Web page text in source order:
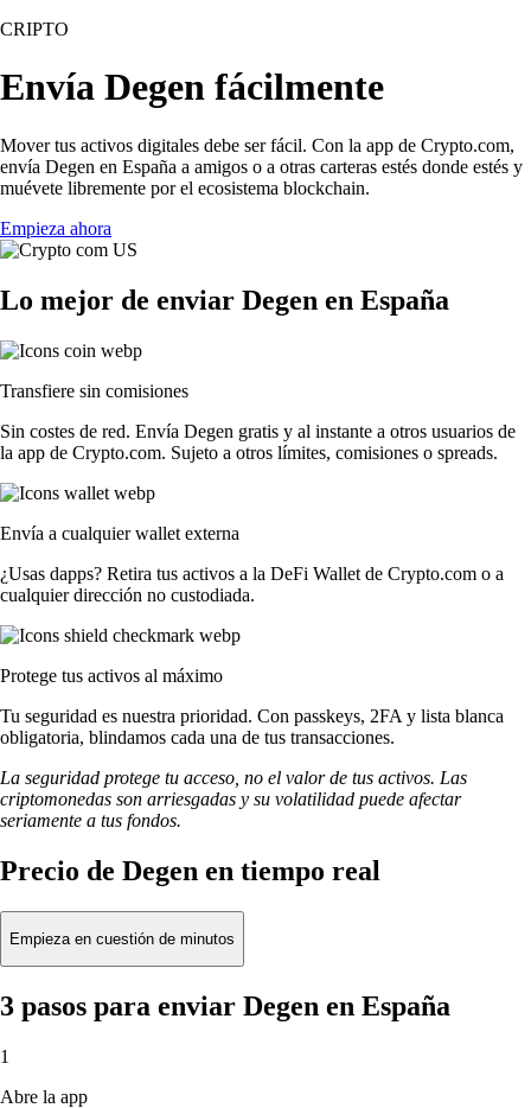
CRIPTO
Envía Degen fácilmente
Mover tus activos digitales debe ser fácil. Con la app de Crypto.com,
envía Degen en España a amigos o a otras carteras estés donde estés y
muévete libremente por el ecosistema blockchain.
Empieza ahora
Lo mejor de enviar Degen en España
Transfiere sin comisiones
Sin costes de red. Envía Degen gratis y al instante a otros usuarios de
la app de Crypto.com. Sujeto a otros límites, comisiones o spreads.
Envía a cualquier wallet externa
¿Usas dapps? Retira tus activos a la DeFi Wallet de Crypto.com o a
cualquier dirección no custodiada.
Protege tus activos al máximo
Tu seguridad es nuestra prioridad. Con passkeys, 2FA y lista blanca
obligatoria, blindamos cada una de tus transacciones.
La seguridad protege tu acceso, no el valor de tus activos. Las
criptomonedas son arriesgadas y su volatilidad puede afectar
seriamente a tus fondos.
Precio de Degen en tiempo real
Empieza en cuestión de minutos
3 pasos para enviar Degen en España
1
Abre la app